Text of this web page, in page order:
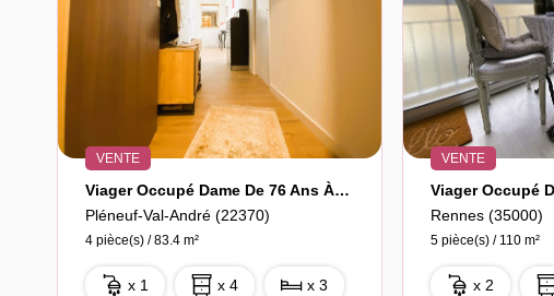
VENTE
Viager Occupé Dame De 76 Ans À Pleneuf Val André
Pléneuf-Val-André (22370)
4 pièce(s) / 83.4 m²
x 1 x 4 x 3
VENTE
Rennes (35000)
5 pièce(s) / 110 m²
x 2